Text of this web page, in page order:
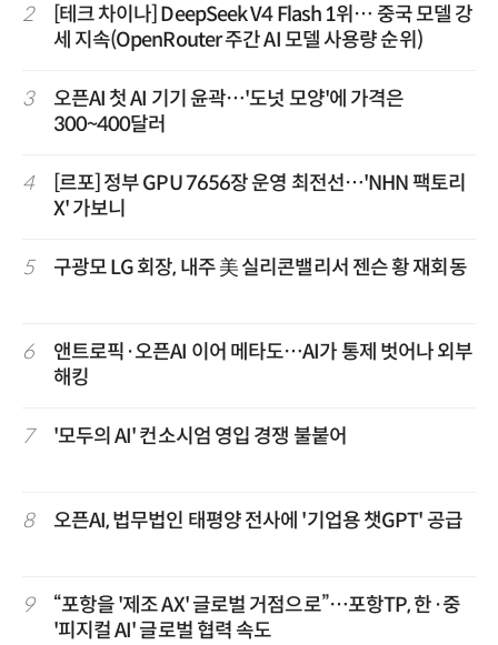
2
[테크 차이나] DeepSeek V4 Flash 1위… 중국 모델 강
세 지속(OpenRouter 주간 AI 모델 사용량 순위)
3
오픈AI 첫 AI 기기 윤곽…'도넛 모양'에 가격은
300~400달러
4
[르포] 정부 GPU 7656장 운영 최전선…'NHN 팩토리
X' 가보니
5 구광모 LG 회장, 내주 美 실리콘밸리서 젠슨 황 재회동
6
앤트로픽·오픈AI 이어 메타도…AI가 통제 벗어나 외부
해킹
7 '모두의 AI' 컨소시엄 영입 경쟁 불붙어
8 오픈AI, 법무법인 태평양 전사에 '기업용 챗GPT' 공급
9
“포항을 '제조 AX' 글로벌 거점으로”…포항TP, 한·중
'피지컬 AI' 글로벌 협력 속도